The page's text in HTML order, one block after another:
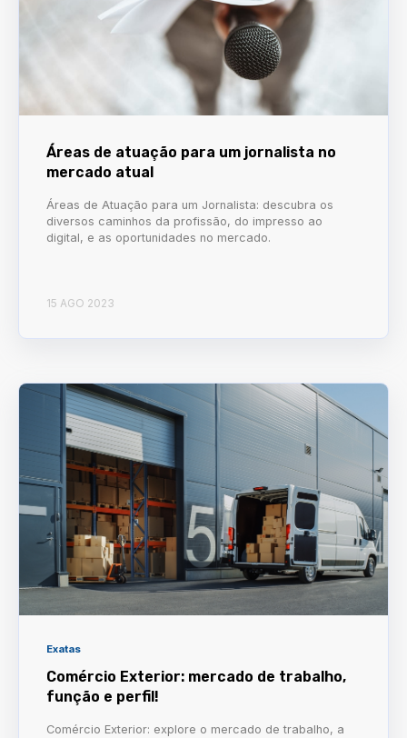
Áreas de atuação para um jornalista no
mercado atual
Áreas de Atuação para um Jornalista: descubra os
diversos caminhos da profissão, do impresso ao
digital, e as oportunidades no mercado.
15 AGO 2023
Exatas
Comércio Exterior: mercado de trabalho,
função e perfil!
Comércio Exterior: explore o mercado de trabalho, a